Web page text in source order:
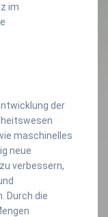
im
der
maschinelles
neue
verbessern,
Durch die